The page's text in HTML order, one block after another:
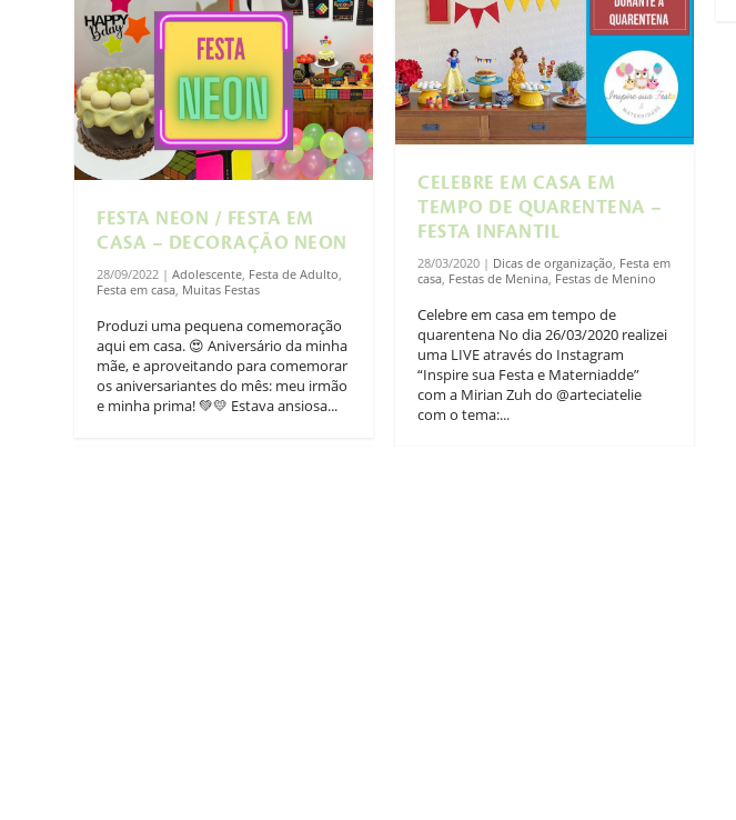
FESTA NEON / FESTA EM
CASA – DECORAÇÃO NEON
28/09/2022 |Adolescente Festa de Adulto
Festa em casa Muitas Festas
Produzi uma pequena comemoração
aqui em casa. 😍 Aniversário da minha
mãe, e aproveitando para comemorar
os aniversariantes do mês: meu irmão
e minha prima! 💚💛 Estava ansiosa...
CELEBRE EM CASA EM
TEMPO DE QUARENTENA –
FESTA INFANTIL
28/03/2020 | Dicas de organização Festa em
casa Festas de Menina Festas de Menino
Celebre em casa em tempo de
quarentena No dia 26/03/2020 realizei
uma LIVE através do Instagram
“Inspire sua Festa e Materniadde”
com a Mirian Zuh do @arteciatelie
com o tema:...